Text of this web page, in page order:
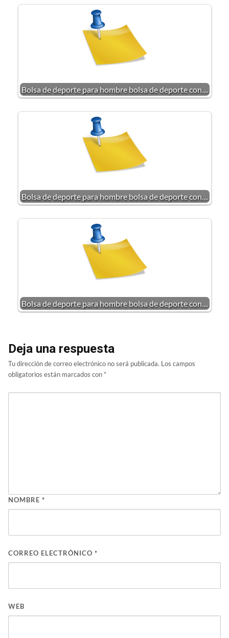
Bolsa de deporte para hombre bolsa de deporte con…
Bolsa de deporte para hombre bolsa de deporte con…
Bolsa de deporte para hombre bolsa de deporte con…
Deja una respuesta
Tu dirección de correo electrónico no será publicada. Los campos
obligatorios están marcados con *
NOMBRE *
CORREO ELECTRÓNICO *
WEB